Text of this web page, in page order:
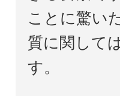
ことに驚い
質に関して
す。